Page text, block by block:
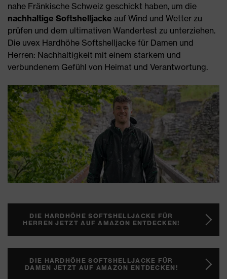
nahe Fränkische Schweiz geschickt haben, um die
nachhaltige Softshelljacke auf Wind und Wetter zu
prüfen und dem ultimativen Wandertest zu unterziehen.
Die uvex Hardhöhe Softshelljacke für Damen und
Herren: Nachhaltigkeit mit einem starkem und
verbundenem Gefühl von Heimat und Verantwortung.
DIE HARDHÖHE SOFTSHELLJACKE FÜR
HERREN JETZT AUF AMAZON ENTDECKEN!
DIE HARDHÖHE SOFTSHELLJACKE FÜR
DAMEN JETZT AUF AMAZON ENTDECKEN!